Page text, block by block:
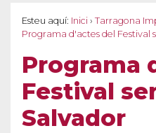
Esteu aquí: Inici › Tarragona
Programa d'actes del Festival
Programa
Festival
Salvador